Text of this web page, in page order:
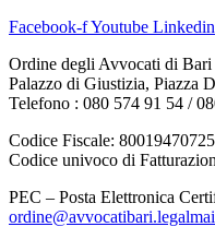
Facebook-fYoutube Linkedin
Ordine degli Avvocati di Bari
Palazzo di Giustizia, Piazza
Telefono : 080 574 91 54 /
Codice Fiscale: 80019470725
Codice univoco di
PEC – Posta Elettronica